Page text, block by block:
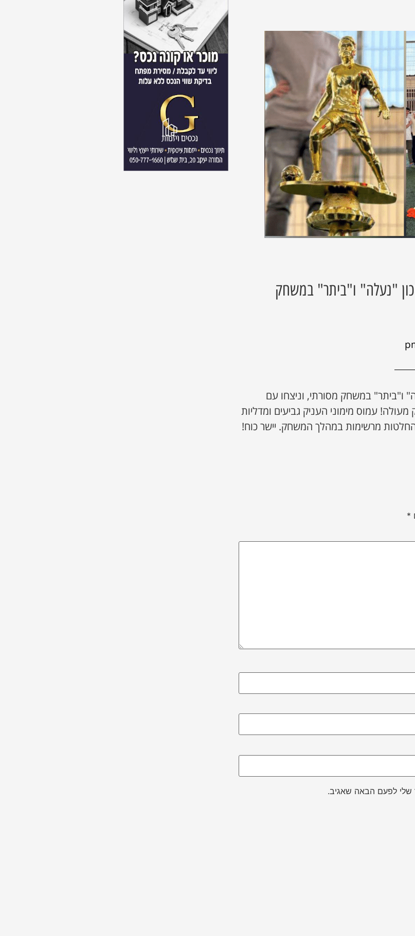
"נעלה" ו"ביתר" במשחק
ו"ביתר" במשחק מסורתי, וניצחו עם
מעולה! עמוס מימוני העניק גביעים ומדליות
מרשימות במהלך המשחק. יישר כוח!
*
שלי לפעם הבאה שאגיב.